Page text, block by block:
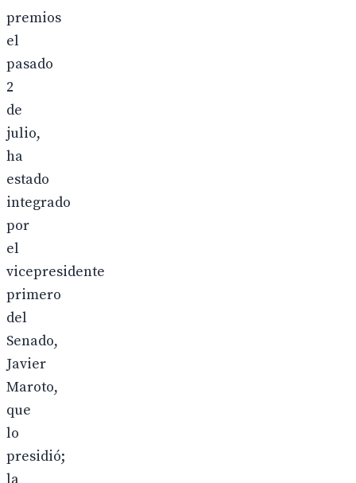
premios
el
pasado
2
de
julio,
ha
estado
integrado
por
el
vicepresidente
primero
del
Senado,
Javier
Maroto,
que
lo
presidió;